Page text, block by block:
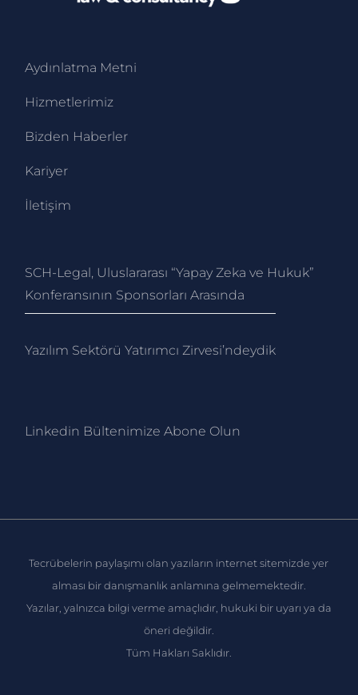
Aydınlatma Metni
Hizmetlerimiz
Bizden Haberler
Kariyer
İletişim
SCH-Legal, Uluslararası “Yapay Zeka ve Hukuk”
Konferansının Sponsorları Arasında
Yazılım Sektörü Yatırımcı Zirvesi’ndeydik
Linkedin Bültenimize Abone Olun
Tecrübelerin paylaşımı olan yazıların internet sitemizde yer
alması bir danışmanlık anlamına gelmemektedir.
Yazılar, yalnızca bilgi verme amaçlıdır, hukuki bir uyarı ya da
öneri değildir.
Tüm Hakları Saklıdır.